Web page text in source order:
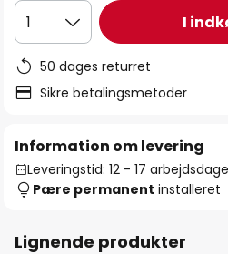
1 I
50 dages returret
Sikre betalingsmetoder
Information om levering
Leveringstid: 12 - 17 arbejdsdage
Pære permanent installeret
Lignende produkter